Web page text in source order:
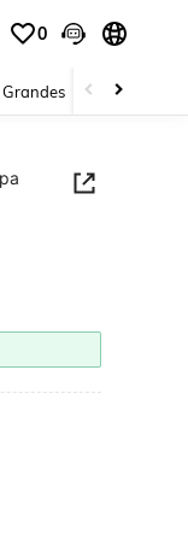
0
Joias e